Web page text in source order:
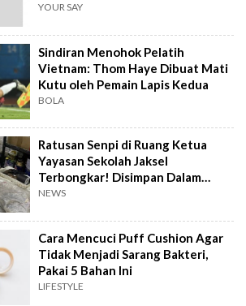
YOUR SAY
Sindiran Menohok Pelatih
Vietnam: Thom Haye Dibuat Mati
Kutu oleh Pemain Lapis Kedua
BOLA
Ratusan Senpi di Ruang Ketua
Yayasan Sekolah Jaksel
Terbongkar! Disimpan Dalam
Karung dan Styrofoam
NEWS
Cara Mencuci Puff Cushion Agar
Tidak Menjadi Sarang Bakteri,
Pakai 5 Bahan Ini
LIFESTYLE